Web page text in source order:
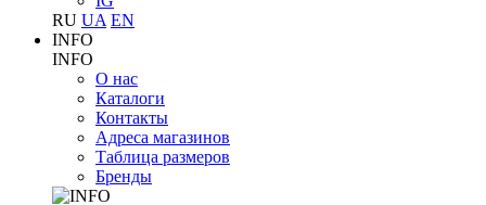
RU UA EN
INFO
INFO
О нас
Каталоги
Контакты
Адреса магазинов
Таблица размеров
Бренды